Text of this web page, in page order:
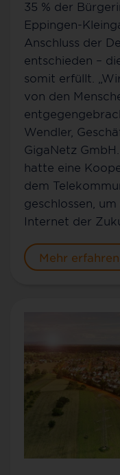
35 % der
Eppingen-
Anschluss der
entschieden –
somit erfüllt.
von den
Wendler,
GigaNetz
hatte eine
dem
geschlossen,
Internet der
Mehr erfahren